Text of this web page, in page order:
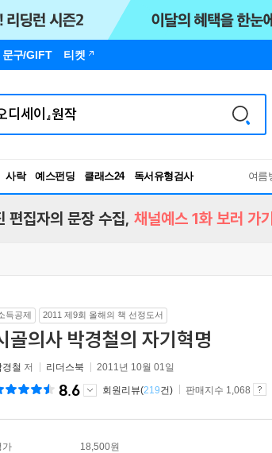
문구/GIFT 티켓
사락 예스펀딩 클래스24
RBTI Lab
독서유형검사
여름
편집자의 문장 수집, 채널예스 1화 보러 가
득공제 2011 제9회 올해의 책 선정도서
골의사 박경철의 자기혁명
경철 저 리더스북 2011년 10월 01일
8.6 회원리뷰(219건) 판매지수 1,068
가 18,500원